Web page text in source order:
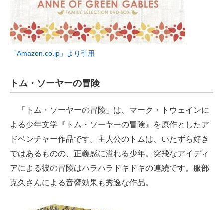
「Amazon.co.jp」より引用
トム・ソーヤーの冒険
「トム・ソーヤーの冒険」は、マーク・トウェインに
よる少年文学『トム・ソーヤーの冒険』を原作としたア
ドベンチャー作品です。主人公のトムは、いたずら好き
ではあるものの、正義感に溢れる少年。突飛なアイディ
アによる彼の冒険はハラハラドキドキの連続です。服部
克久さんによる音響効果も秀逸な作品。